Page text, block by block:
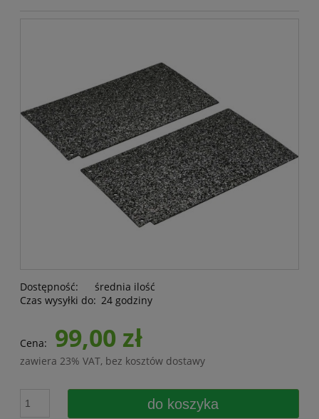
Dostępność:
średnia ilość
Czas wysyłki do: 24 godziny
Cena: 99,00 zł
zawiera 23% VAT, bez kosztów dostawy
do koszyka